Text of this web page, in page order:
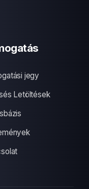
jegy
Letöltések